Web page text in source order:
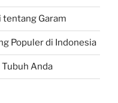
tentang Garam
Populer di Indonesia
Anda